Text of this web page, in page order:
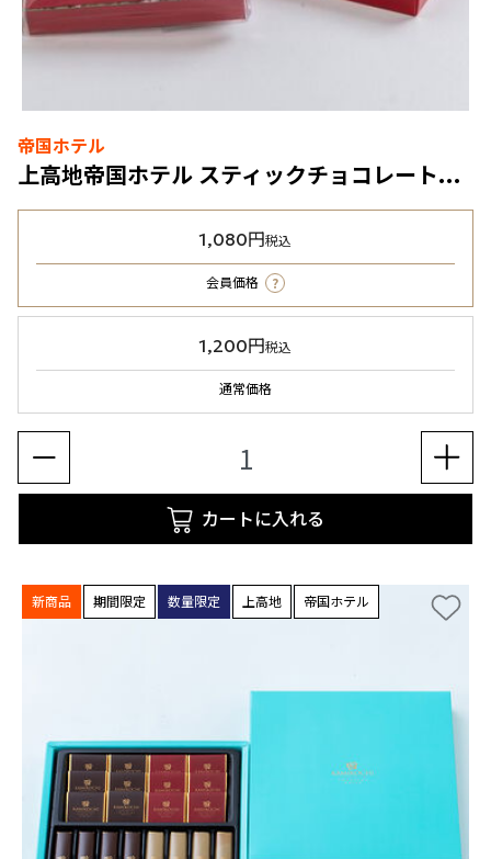
帝国ホテル
上高地帝国ホテル スティックチョコレート（KT-9）
1,080円税込
会員価格 ?
1,200円税込
通常価格
カートに入れる
新商品 期間限定 数量限定 上高地 帝国ホテル